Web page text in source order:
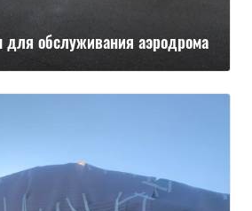
для обслуживания аэродрома